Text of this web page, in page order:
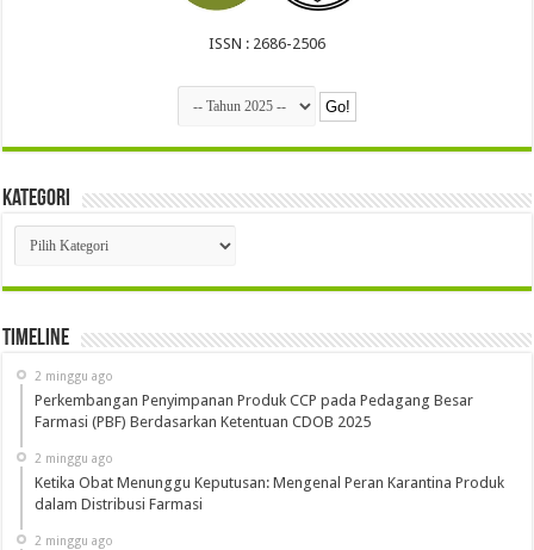
ISSN : 2686-2506
Kategori
Kategori
Timeline
2 minggu ago
Perkembangan Penyimpanan Produk CCP pada Pedagang Besar
Farmasi (PBF) Berdasarkan Ketentuan CDOB 2025
2 minggu ago
Ketika Obat Menunggu Keputusan: Mengenal Peran Karantina Produk
dalam Distribusi Farmasi
2 minggu ago